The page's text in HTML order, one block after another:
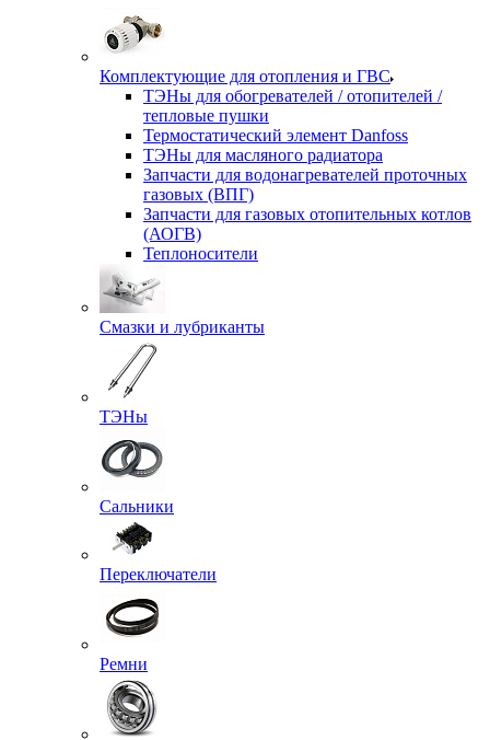
Комплектующие для отопления и ГВС
ТЭНы для обогревателей / отопителей /
тепловые пушки
Термостатический элемент Danfoss
ТЭНы для масляного радиатора
Запчасти для водонагревателей проточных
газовых (ВПГ)
Запчасти для газовых отопительных котлов
(АОГВ)
Теплоносители
Смазки и лубриканты
ТЭНы
Сальники
Переключатели
Ремни